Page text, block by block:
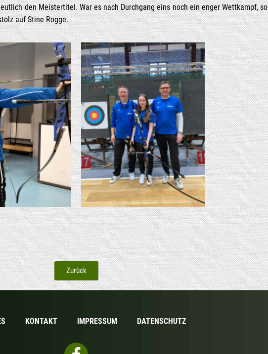
den Meis­ter­ti­tel. War es nach Durch­gang eins noch ein enger Wett­kampf,
auf Sti­ne Rogge.
Zurück
KON­TAKT IMPRES­SUM DATEN­SCHUTZ